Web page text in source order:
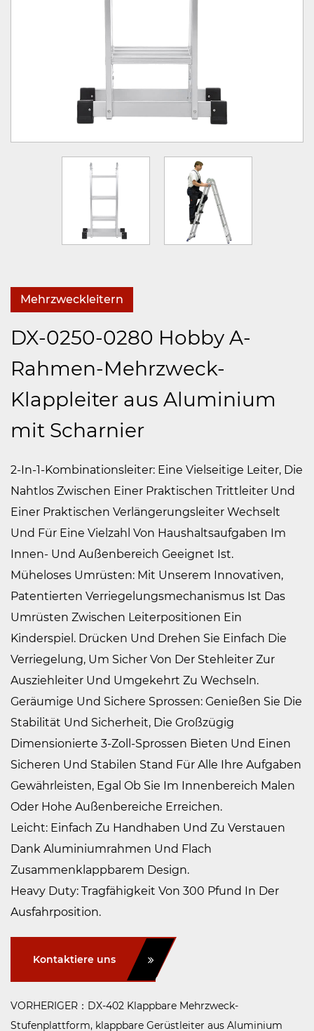
Mehrzweckleitern
DX-0250-0280 Hobby A-
Rahmen-Mehrzweck-
Klappleiter aus Aluminium
mit Scharnier
2-In-1-Kombinationsleiter: Eine Vielseitige Leiter, Die
Nahtlos Zwischen Einer Praktischen Trittleiter Und
Einer Praktischen Verlängerungsleiter Wechselt
Und Für Eine Vielzahl Von Haushaltsaufgaben Im
Innen- Und Außenbereich Geeignet Ist.
Müheloses Umrüsten: Mit Unserem Innovativen,
Patentierten Verriegelungsmechanismus Ist Das
Umrüsten Zwischen Leiterpositionen Ein
Kinderspiel. Drücken Und Drehen Sie Einfach Die
Verriegelung, Um Sicher Von Der Stehleiter Zur
Ausziehleiter Und Umgekehrt Zu Wechseln.
Geräumige Und Sichere Sprossen: Genießen Sie Die
Stabilität Und Sicherheit, Die Großzügig
Dimensionierte 3-Zoll-Sprossen Bieten Und Einen
Sicheren Und Stabilen Stand Für Alle Ihre Aufgaben
Gewährleisten, Egal Ob Sie Im Innenbereich Malen
Oder Hohe Außenbereiche Erreichen.
Leicht: Einfach Zu Handhaben Und Zu Verstauen
Dank Aluminiumrahmen Und Flach
Zusammenklappbarem Design.
Heavy Duty: Tragfähigkeit Von 300 Pfund In Der
Ausfahrposition.
Kontaktiere uns
VORHERIGER：DX-402 Klappbare Mehrzweck-
Stufenplattform, klappbare Gerüstleiter aus Aluminium